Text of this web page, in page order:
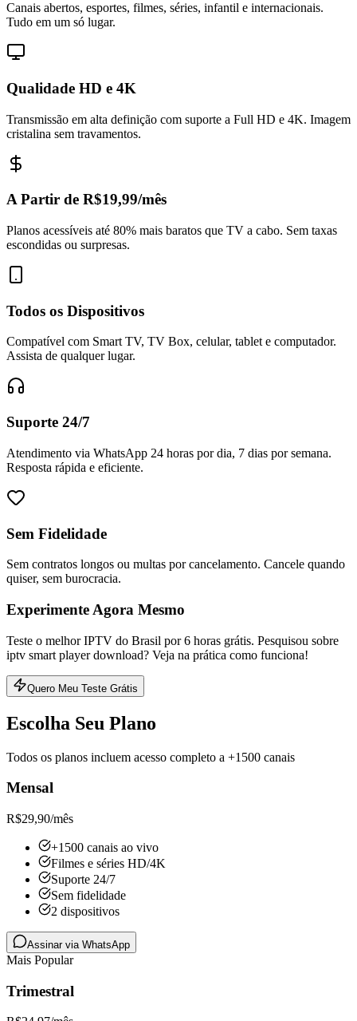
Canais abertos, esportes, filmes, séries, infantil e internacionais.
Tudo em um só lugar.
Qualidade HD e 4K
Transmissão em alta definição com suporte a Full HD e 4K. Imagem
cristalina sem travamentos.
A Partir de R$19,99/mês
Planos acessíveis até 80% mais baratos que TV a cabo. Sem taxas
escondidas ou surpresas.
Todos os Dispositivos
Compatível com Smart TV, TV Box, celular, tablet e computador.
Assista de qualquer lugar.
Suporte 24/7
Atendimento via WhatsApp 24 horas por dia, 7 dias por semana.
Resposta rápida e eficiente.
Sem Fidelidade
Sem contratos longos ou multas por cancelamento. Cancele quando
quiser, sem burocracia.
Experimente Agora Mesmo
Teste o melhor IPTV do Brasil por 6 horas grátis. Pesquisou sobre
iptv smart player download? Veja na prática como funciona!
Quero Meu Teste Grátis
Escolha Seu Plano
Todos os planos incluem acesso completo a +1500 canais
Mensal
R$29,90/mês
+1500 canais ao vivo
Filmes e séries HD/4K
Suporte 24/7
Sem fidelidade
2 dispositivos
Assinar via WhatsApp
Mais Popular
Trimestral